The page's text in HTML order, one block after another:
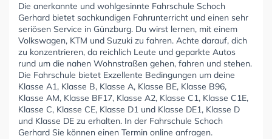
Die anerkannte und wohlgesinnte Fahrschule Schoch
Gerhard bietet sachkundigen Fahrunterricht und einen sehr
seriösen Service in Günzburg. Du wirst lernen, mit einem
Volkswagen, KTM und Suzuki zu fahren. Achte darauf, dich
zu konzentrieren, da reichlich Leute und geparkte Autos
rund um die nahen Wohnstraßen gehen, fahren und stehen.
Die Fahrschule bietet Exzellente Bedingungen um deine
Klasse A1, Klasse B, Klasse A, Klasse BE, Klasse B96,
Klasse AM, Klasse BF17, Klasse A2, Klasse C1, Klasse C1E,
Klasse C, Klasse CE, Klasse D1 und Klasse DE1, Klasse D
und Klasse DE zu erhalten. In der Fahrschule Schoch
Gerhard Sie können einen Termin online anfragen.